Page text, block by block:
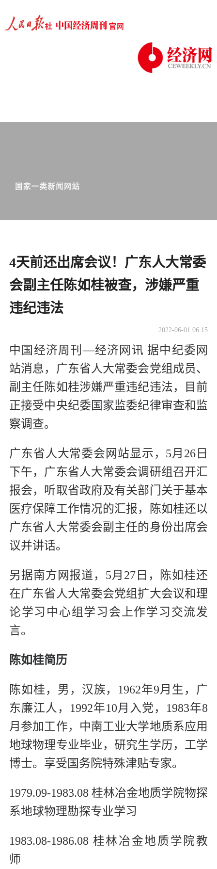
4天前还出席会议！广东人大常委
会副主任陈如桂被查，涉嫌严重
违纪违法
2022-06-01 06:15
中国经济周刊—经济网讯 据中纪委网
站消息，广东省人大常委会党组成员、
副主任陈如桂涉嫌严重违纪违法，目前
正接受中央纪委国家监委纪律审查和监
察调查。
广东省人大常委会网站显示，5月26日
下午，广东省人大常委会调研组召开汇
报会，听取省政府及有关部门关于基本
医疗保障工作情况的汇报，陈如桂还以
广东省人大常委会副主任的身份出席会
议并讲话。
另据南方网报道，5月27日，陈如桂还
在广东省人大常委会党组扩大会议和理
论学习中心组学习会上作学习交流发
言。
陈如桂简历
陈如桂，男，汉族，1962年9月生，广
东廉江人，1992年10月入党，1983年8
月参加工作，中南工业大学地质系应用
地球物理专业毕业，研究生学历，工学
博士。享受国务院特殊津贴专家。
1979.09-1983.08 桂林冶金地质学院物探
系地球物理勘探专业学习
1983.08-1986.08 桂林冶金地质学院教
师